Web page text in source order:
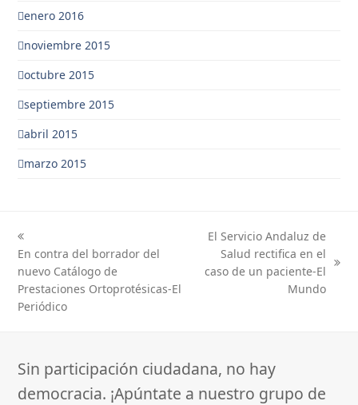
enero 2016
noviembre 2015
octubre 2015
septiembre 2015
abril 2015
marzo 2015
previous
post:
En contra del borrador del
nuevo Catálogo de
Prestaciones Ortoprotésicas-El
Periódico
next
post:
El Servicio Andaluz de
Salud rectifica en el
caso de un paciente-El
Mundo
Sin participación ciudadana, no hay
democracia. ¡Apúntate a nuestro grupo de